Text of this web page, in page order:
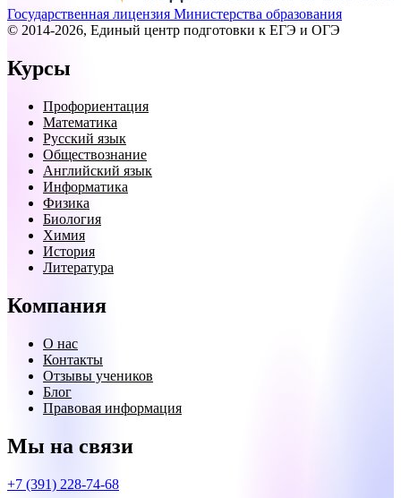
Государственная лицензия Министерства образования
© 2014-2026, Единый центр подготовки к ЕГЭ и ОГЭ
Курсы
Профориентация
Математика
Русский язык
Обществознание
Английский язык
Информатика
Физика
Биология
Химия
История
Литература
Компания
О нас
Контакты
Отзывы учеников
Блог
Правовая информация
Мы на связи
+7 (391) 228-74-68